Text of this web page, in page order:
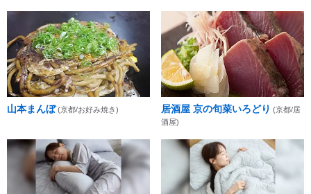
山本まんぼ (京都/お好み焼き) 居酒屋 京の旬菜いろどり (京都/居
酒屋)